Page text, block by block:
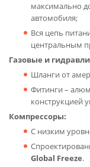
максимально
автомобиля;
Вся цепь
центральным
Газовые и
Шланги от
Фитинги –
конструкцией
Компрессоры:
C низким
Global Freeze.